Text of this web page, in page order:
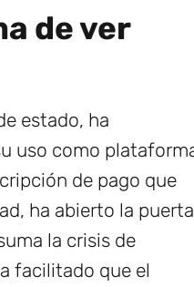
de ver
estado, ha
uso como
de pago que
ha abierto la
la crisis de
facilitado que el